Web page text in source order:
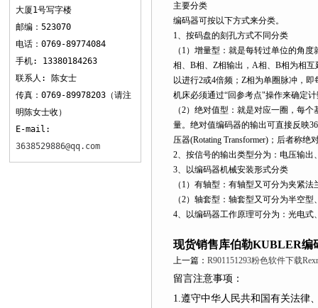
大厦1号写字楼
邮编：523070
电话：0769-89774084
手机: 13380184263
联系人: 陈女士
传真：0769-89978203（请注
明陈女士收）
E-mail:
3638529886@qq.com
主要分类
编码器可按以下方式来分类。
1、按码盘的刻孔方式不同分类
（1）增量型：就是每转过单位的角
相、B相、Z相输出，A相、B相为相
以进行2或4倍频；Z相为单圈脉冲，
机床必须通过“回参考点"操作来确定
（2）绝对值型：就是对应一圈，每
量。绝对值编码器的输出可直接反映
压器(Rotating Transformer)；后者称绝
2、按信号的输出类型分为：电压输
3、以编码器机械安装形式分类
（1）有轴型：有轴型又可分为夹紧
（2）轴套型：轴套型又可分为半空
4、以编码器工作原理可分为：光电式
现货销售库伯勒KUBLER编
上一篇： R901151293粉色软件下载
留言注意事项：
1.遵守中华人民共和国有关法律